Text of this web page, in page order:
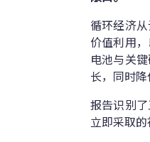
循环经济
价值利用
电池与关
长，同时降
报告识别
立即采取